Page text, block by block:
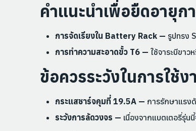
คำแนะนำเพื่อยืดอายุก
การจัดเรียงใน Battery Rack — รูปทรง
การทำความสะอาดขั้ว T6 — ใช้จาระบีขา
ข้อควรระวังในการใช้ง
กระแสชาร์จคุมที่ 19.5A — การรักษาแรง
ระวังการลัดวงจร — เนื่องจากแบตเตอรี่รุ่น